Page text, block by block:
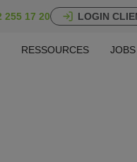
255 17 20 LOGIN
RESSOURCES JOBS